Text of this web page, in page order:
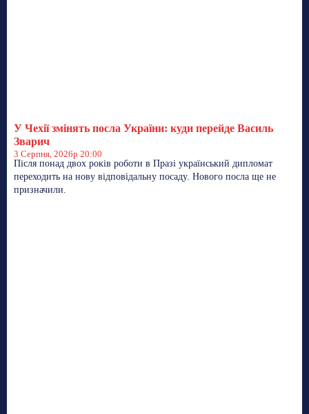
У Чехії змінять посла України: куди перейде Василь
Зварич
3 Серпня, 2026р 20:00
Після понад двох років роботи в Празі український дипломат
переходить на нову відповідальну посаду. Нового посла ще не
призначили.